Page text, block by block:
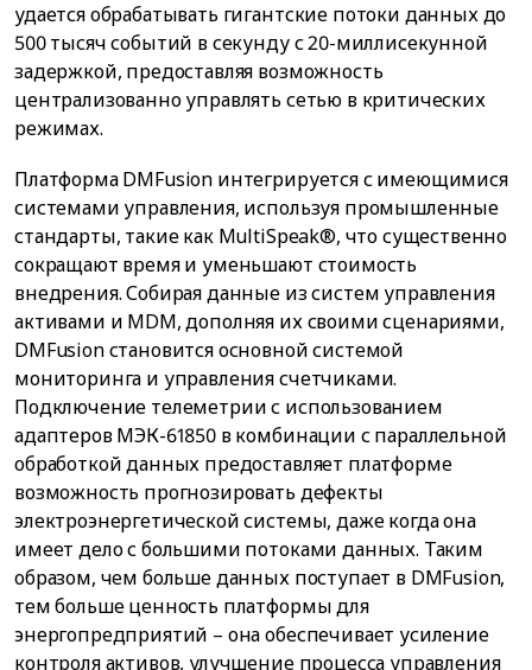
удается обрабатывать гигантские потоки данных до
500 тысяч событий в секунду с 20-миллисекунной
задержкой, предоставляя возможность
централизованно управлять сетью в критических
режимах.
Платформа DMFusion интегрируется с имеющимися
системами управления, используя промышленные
стандарты, такие как MultiSpeak®, что существенно
сокращают время и уменьшают стоимость
внедрения. Собирая данные из систем управления
активами и MDM, дополняя их своими сценариями,
DMFusion становится основной системой
мониторинга и управления счетчиками.
Подключение телеметрии с использованием
адаптеров МЭК-61850 в комбинации с параллельной
обработкой данных предоставляет платформе
возможность прогнозировать дефекты
электроэнергетической системы, даже когда она
имеет дело с большими потоками данных. Таким
образом, чем больше данных поступает в DMFusion,
тем больше ценность платформы для
энергопредприятий – она обеспечивает усиление
контроля активов, улучшение процесса управления